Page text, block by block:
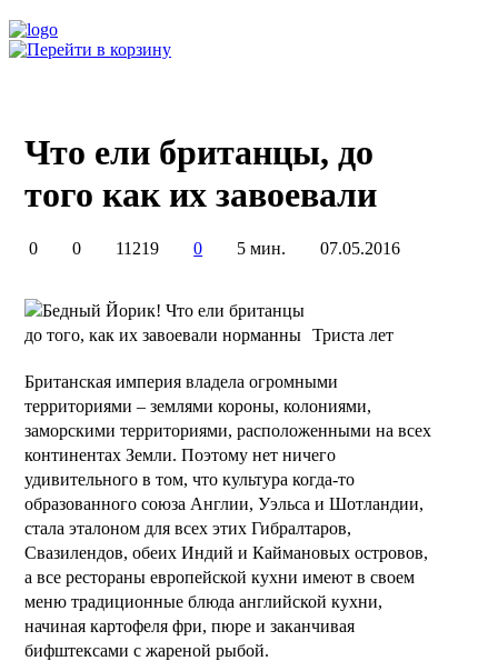
Что ели британцы, до
того как их завоевали
0 0 11219 0 5 мин. 07.05.2016
Триста лет
Британская империя владела огромными
территориями – землями короны, колониями,
заморскими территориями, расположенными на всех
континентах Земли. Поэтому нет ничего
удивительного в том, что культура когда-то
образованного союза Англии, Уэльса и Шотландии,
стала эталоном для всех этих Гибралтаров,
Свазилендов, обеих Индий и Каймановых островов,
а все рестораны европейской кухни имеют в своем
меню традиционные блюда английской кухни,
начиная картофеля фри, пюре и заканчивая
бифштексами с жареной рыбой.